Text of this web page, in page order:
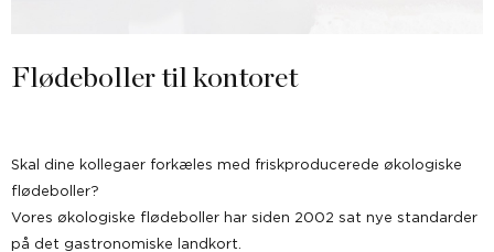
Flødeboller til kontoret
Skal dine kollegaer forkæles med friskproducerede økologiske
flødeboller?
Vores økologiske flødeboller har siden 2002 sat nye standarder
på det gastronomiske landkort.